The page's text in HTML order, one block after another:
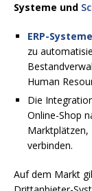
Systeme und
ERP-Systeme
zu
Human
Die
Online-Shop
Marktplätzen,
verbinden.
Auf dem Markt